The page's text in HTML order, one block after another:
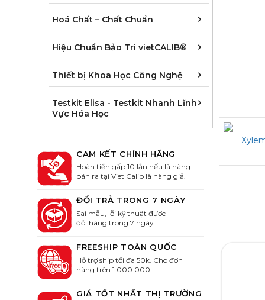
Hoá Chất – Chất Chuẩn Chất
Mẫu chuẩn
Hiệu Chuẩn Bảo Trì vietCALIB®
Thiết bị Khoa Học Công Nghệ
Testkit Elisa - Testkit Nhanh Lĩnh
Vực Hóa Học
CAM KẾT CHÍNH HÃNG
Hoàn tiền gấp 10 lần nếu là hàng
bán ra tại Viet Calib là hàng giả.
ĐỔI TRẢ TRONG 7 NGÀY
Sai mẫu, lỗi kỹ thuật được
đỗi hàng trong 7 ngày
FREESHIP TOÀN QUỐC
Hỗ trợ ship tối đa 50k. Cho đơn
hàng trên 1.000.000
GIÁ TỐT NHẤT THỊ TRƯỜNG